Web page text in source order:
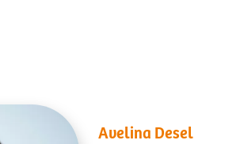
Avelina Desel